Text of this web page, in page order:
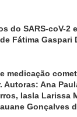
do SARS-coV-2
Fátima Gaspari
medicação
Ana
Iasla Larissa
Gonçalves